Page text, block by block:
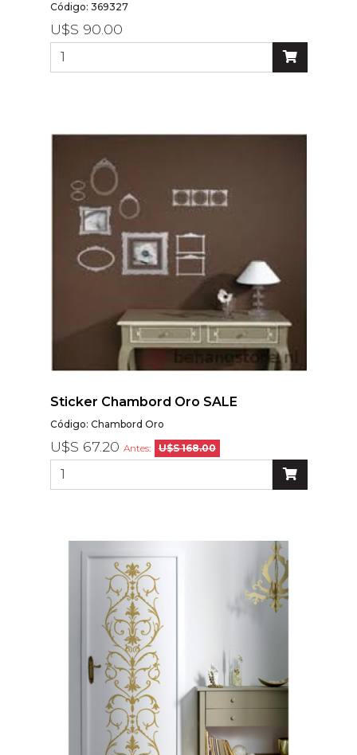
Código: 369327
U$S 90.00
Sticker Chambord Oro SALE
Código: Chambord Oro
U$S 67.20 Antes: U$S 168.00